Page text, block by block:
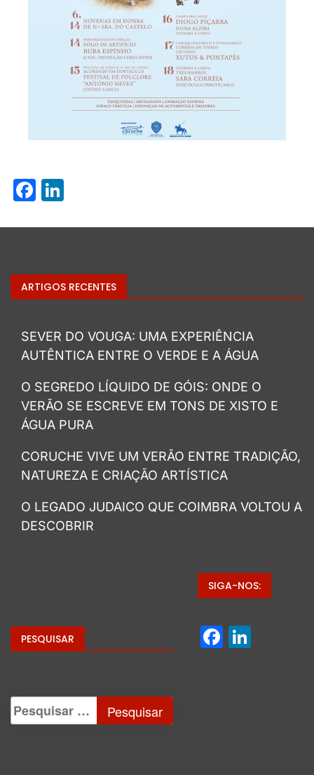
Facebook
ARTIGOS RECENTES
SEVER DO VOUGA: UMA EXPERIÊNCIA
AUTÊNTICA ENTRE O VERDE E A ÁGUA
O SEGREDO LÍQUIDO DE GÓIS: ONDE O
VERÃO SE ESCREVE EM TONS DE XISTO E
ÁGUA PURA
CORUCHE VIVE UM VERÃO ENTRE TRADIÇÃO,
NATUREZA E CRIAÇÃO ARTÍSTICA
O LEGADO JUDAICO QUE COIMBRA VOLTOU A
DESCOBRIR
PESQUISAR
SIGA-NOS: